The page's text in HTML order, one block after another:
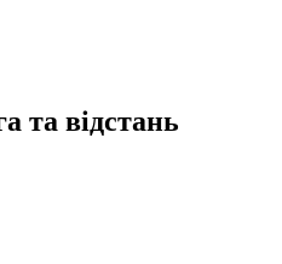
та відстань